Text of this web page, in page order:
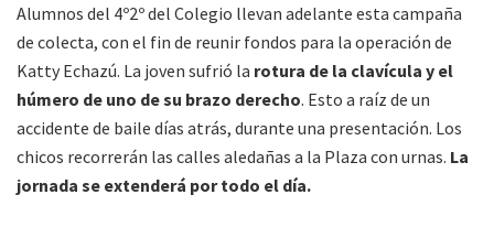
Alumnos del 4º2º del Colegio llevan adelante esta campaña
de colecta, con el fin de reunir fondos para la operación de
Katty Echazú. La joven sufrió la rotura de la clavícula y el
húmero de uno de su brazo derecho. Esto a raíz de un
accidente de baile días atrás, durante una presentación. Los
chicos recorrerán las calles aledañas a la Plaza con urnas. La
jornada se extenderá por todo el día.